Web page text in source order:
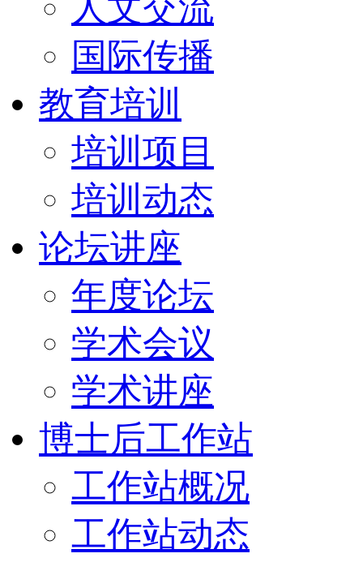
人文交流
国际传播
教育培训
培训项目
培训动态
论坛讲座
年度论坛
学术会议
学术讲座
博士后工作站
工作站概况
工作站动态